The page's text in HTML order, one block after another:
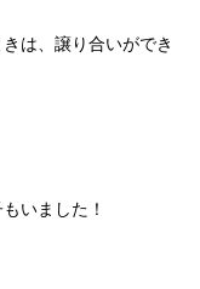
は、譲り合いができ
いました！